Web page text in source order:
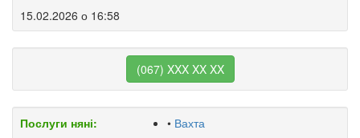
15.02.2026 о 16:58
(067) XXX XX XX
Послуги няні: • Вахта